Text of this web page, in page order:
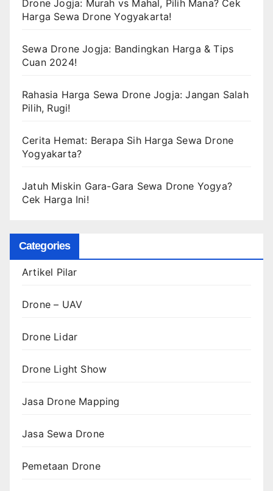
Drone Jogja: Murah vs Mahal, Pilih Mana? Cek
Harga Sewa Drone Yogyakarta!
Sewa Drone Jogja: Bandingkan Harga & Tips
Cuan 2024!
Rahasia Harga Sewa Drone Jogja: Jangan Salah
Pilih, Rugi!
Cerita Hemat: Berapa Sih Harga Sewa Drone
Yogyakarta?
Jatuh Miskin Gara-Gara Sewa Drone Yogya?
Cek Harga Ini!
Categories
Artikel Pilar
Drone – UAV
Drone Lidar
Drone Light Show
Jasa Drone Mapping
Jasa Sewa Drone
Pemetaan Drone